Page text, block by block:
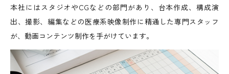
本社にはスタジオやCGなどの部門があり、台本作成、構成演
出、撮影、編集などの医療系映像制作に精通した専門スタッフ
が、動画コンテンツ制作を手がけています。